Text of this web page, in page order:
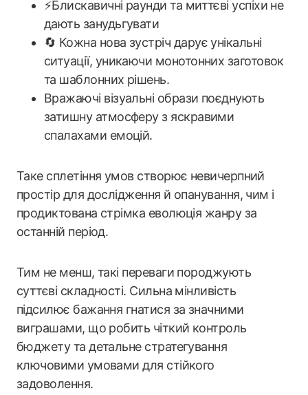
⚡️Блискавичні раунди та миттєві успіхи не
дають занудьгувати
🔄 Кожна нова зустріч дарує унікальні
ситуації, уникаючи монотонних заготовок
та шаблонних рішень.
Вражаючі візуальні образи поєднують
затишну атмосферу з яскравими
спалахами емоцій.
Таке сплетіння умов створює невичерпний
простір для дослідження й опанування, чим і
продиктована стрімка еволюція жанру за
останній період.
Тим не менш, такі переваги породжують
суттєві складності. Сильна мінливість
підсилює бажання гнатися за значними
виграшами, що робить чіткий контроль
бюджету та детальне стратегування
ключовими умовами для стійкого
задоволення.